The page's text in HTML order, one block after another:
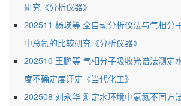
研究《分析仪器》
202511 杨瑛等 全自动分析仪法与气相分
中总氮的比较研究《分析仪器》
202510 王鹏等 气相分子吸收光谱法测定
度不确定度评定《当代化工》
202508 刘永华 测定水环境中氨氮不同方